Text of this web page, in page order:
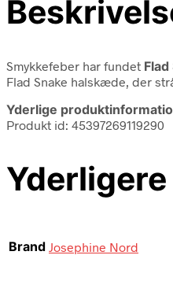
Smykkefeber har fundet
Flad Snake halskæde, der
Yderlige
Produkt id: 45397269119290
Brand Josephine Nord